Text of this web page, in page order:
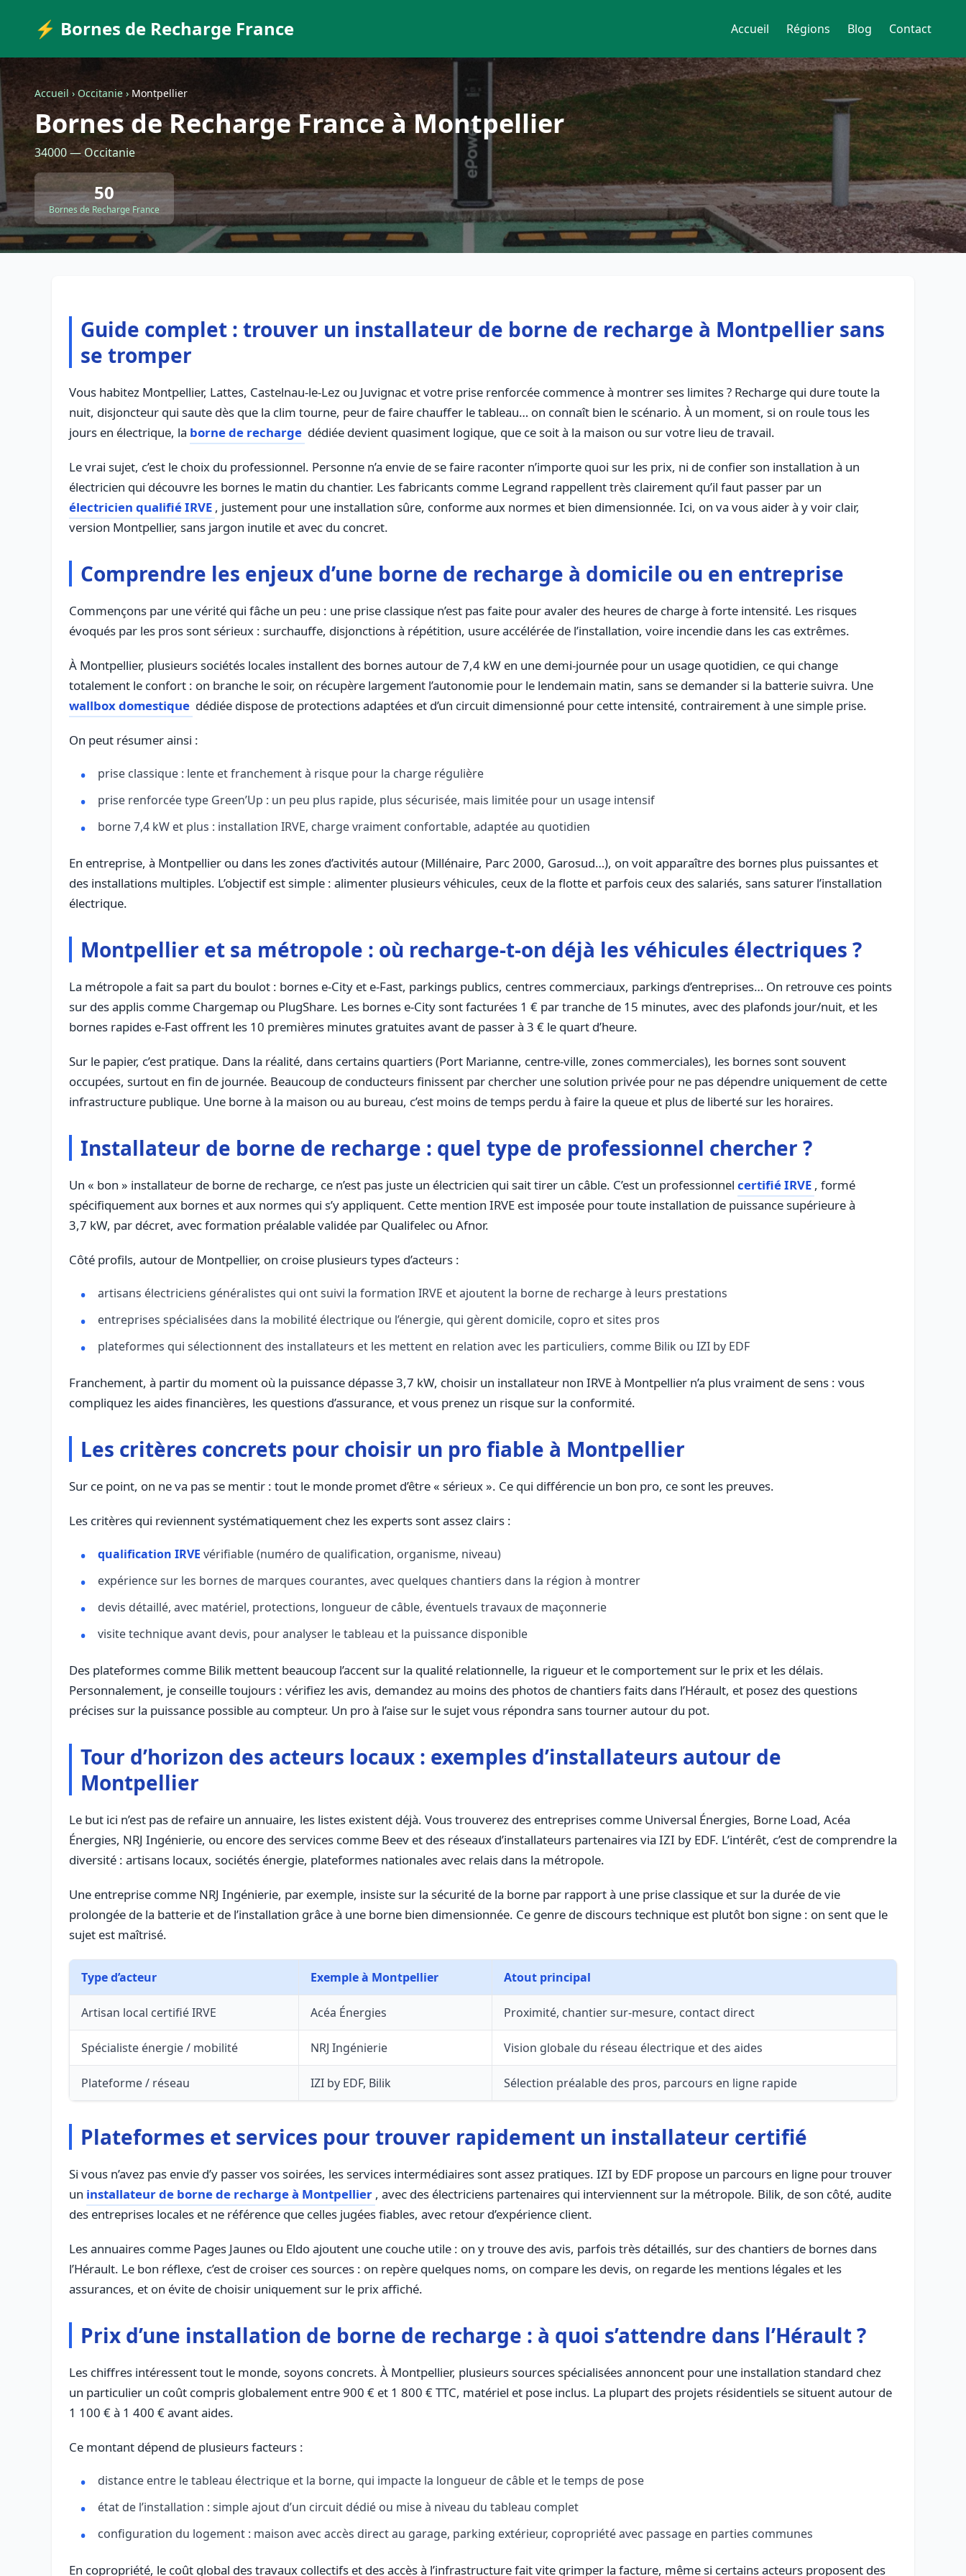
⚡ Bornes de Recharge France Accueil Régions Blog Contact
Accueil › Occitanie › Montpellier
Bornes de Recharge France à Montpellier
34000 — Occitanie
50
Bornes de Recharge France
Guide complet : trouver un installateur de borne de recharge à Montpellier sans
se tromper
Vous habitez Montpellier, Lattes, Castelnau-le-Lez ou Juvignac et votre prise renforcée commence à montrer ses limites ? Recharge qui dure toute la
nuit, disjoncteur qui saute dès que la clim tourne, peur de faire chauffer le tableau… on connaît bien le scénario. À un moment, si on roule tous les
jours en électrique, la borne de recharge dédiée devient quasiment logique, que ce soit à la maison ou sur votre lieu de travail.
Le vrai sujet, c’est le choix du professionnel. Personne n’a envie de se faire raconter n’importe quoi sur les prix, ni de confier son installation à un
électricien qui découvre les bornes le matin du chantier. Les fabricants comme Legrand rappellent très clairement qu’il faut passer par un
électricien qualifié IRVE , justement pour une installation sûre, conforme aux normes et bien dimensionnée. Ici, on va vous aider à y voir clair,
version Montpellier, sans jargon inutile et avec du concret.
Comprendre les enjeux d’une borne de recharge à domicile ou en entreprise
Commençons par une vérité qui fâche un peu : une prise classique n’est pas faite pour avaler des heures de charge à forte intensité. Les risques
évoqués par les pros sont sérieux : surchauffe, disjonctions à répétition, usure accélérée de l’installation, voire incendie dans les cas extrêmes.
À Montpellier, plusieurs sociétés locales installent des bornes autour de 7,4 kW en une demi-journée pour un usage quotidien, ce qui change
totalement le confort : on branche le soir, on récupère largement l’autonomie pour le lendemain matin, sans se demander si la batterie suivra. Une
wallbox domestique dédiée dispose de protections adaptées et d’un circuit dimensionné pour cette intensité, contrairement à une simple prise.
On peut résumer ainsi :
prise classique : lente et franchement à risque pour la charge régulière
prise renforcée type Green’Up : un peu plus rapide, plus sécurisée, mais limitée pour un usage intensif
borne 7,4 kW et plus : installation IRVE, charge vraiment confortable, adaptée au quotidien
En entreprise, à Montpellier ou dans les zones d’activités autour (Millénaire, Parc 2000, Garosud…), on voit apparaître des bornes plus puissantes et
des installations multiples. L’objectif est simple : alimenter plusieurs véhicules, ceux de la flotte et parfois ceux des salariés, sans saturer l’installation
électrique.
Montpellier et sa métropole : où recharge-t-on déjà les véhicules électriques ?
La métropole a fait sa part du boulot : bornes e-City et e-Fast, parkings publics, centres commerciaux, parkings d’entreprises… On retrouve ces points
sur des applis comme Chargemap ou PlugShare. Les bornes e-City sont facturées 1 € par tranche de 15 minutes, avec des plafonds jour/nuit, et les
bornes rapides e-Fast offrent les 10 premières minutes gratuites avant de passer à 3 € le quart d’heure.
Sur le papier, c’est pratique. Dans la réalité, dans certains quartiers (Port Marianne, centre-ville, zones commerciales), les bornes sont souvent
occupées, surtout en fin de journée. Beaucoup de conducteurs finissent par chercher une solution privée pour ne pas dépendre uniquement de cette
infrastructure publique. Une borne à la maison ou au bureau, c’est moins de temps perdu à faire la queue et plus de liberté sur les horaires.
Installateur de borne de recharge : quel type de professionnel chercher ?
Un « bon » installateur de borne de recharge, ce n’est pas juste un électricien qui sait tirer un câble. C’est un professionnel certifié IRVE , formé
spécifiquement aux bornes et aux normes qui s’y appliquent. Cette mention IRVE est imposée pour toute installation de puissance supérieure à
3,7 kW, par décret, avec formation préalable validée par Qualifelec ou Afnor.
Côté profils, autour de Montpellier, on croise plusieurs types d’acteurs :
artisans électriciens généralistes qui ont suivi la formation IRVE et ajoutent la borne de recharge à leurs prestations
entreprises spécialisées dans la mobilité électrique ou l’énergie, qui gèrent domicile, copro et sites pros
plateformes qui sélectionnent des installateurs et les mettent en relation avec les particuliers, comme Bilik ou IZI by EDF
Franchement, à partir du moment où la puissance dépasse 3,7 kW, choisir un installateur non IRVE à Montpellier n’a plus vraiment de sens : vous
compliquez les aides financières, les questions d’assurance, et vous prenez un risque sur la conformité.
Les critères concrets pour choisir un pro fiable à Montpellier
Sur ce point, on ne va pas se mentir : tout le monde promet d’être « sérieux ». Ce qui différencie un bon pro, ce sont les preuves.
Les critères qui reviennent systématiquement chez les experts sont assez clairs :
qualification IRVE vérifiable (numéro de qualification, organisme, niveau)
expérience sur les bornes de marques courantes, avec quelques chantiers dans la région à montrer
devis détaillé, avec matériel, protections, longueur de câble, éventuels travaux de maçonnerie
visite technique avant devis, pour analyser le tableau et la puissance disponible
Des plateformes comme Bilik mettent beaucoup l’accent sur la qualité relationnelle, la rigueur et le comportement sur le prix et les délais.
Personnalement, je conseille toujours : vérifiez les avis, demandez au moins des photos de chantiers faits dans l’Hérault, et posez des questions
précises sur la puissance possible au compteur. Un pro à l’aise sur le sujet vous répondra sans tourner autour du pot.
Tour d’horizon des acteurs locaux : exemples d’installateurs autour de
Montpellier
Le but ici n’est pas de refaire un annuaire, les listes existent déjà. Vous trouverez des entreprises comme Universal Énergies, Borne Load, Acéa
Énergies, NRJ Ingénierie, ou encore des services comme Beev et des réseaux d’installateurs partenaires via IZI by EDF. L’intérêt, c’est de comprendre la
diversité : artisans locaux, sociétés énergie, plateformes nationales avec relais dans la métropole.
Une entreprise comme NRJ Ingénierie, par exemple, insiste sur la sécurité de la borne par rapport à une prise classique et sur la durée de vie
prolongée de la batterie et de l’installation grâce à une borne bien dimensionnée. Ce genre de discours technique est plutôt bon signe : on sent que le
sujet est maîtrisé.
Type d’acteur Exemple à Montpellier Atout principal
Artisan local certifié IRVE Acéa Énergies Proximité, chantier sur-mesure, contact direct
Spécialiste énergie / mobilité NRJ Ingénierie Vision globale du réseau électrique et des aides
Plateforme / réseau IZI by EDF, Bilik Sélection préalable des pros, parcours en ligne rapide
Plateformes et services pour trouver rapidement un installateur certifié
Si vous n’avez pas envie d’y passer vos soirées, les services intermédiaires sont assez pratiques. IZI by EDF propose un parcours en ligne pour trouver
un installateur de borne de recharge à Montpellier , avec des électriciens partenaires qui interviennent sur la métropole. Bilik, de son côté, audite
des entreprises locales et ne référence que celles jugées fiables, avec retour d’expérience client.
Les annuaires comme Pages Jaunes ou Eldo ajoutent une couche utile : on y trouve des avis, parfois très détaillés, sur des chantiers de bornes dans
l’Hérault. Le bon réflexe, c’est de croiser ces sources : on repère quelques noms, on compare les devis, on regarde les mentions légales et les
assurances, et on évite de choisir uniquement sur le prix affiché.
Prix d’une installation de borne de recharge : à quoi s’attendre dans l’Hérault ?
Les chiffres intéressent tout le monde, soyons concrets. À Montpellier, plusieurs sources spécialisées annoncent pour une installation standard chez
un particulier un coût compris globalement entre 900 € et 1 800 € TTC, matériel et pose inclus. La plupart des projets résidentiels se situent autour de
1 100 € à 1 400 € avant aides.
Ce montant dépend de plusieurs facteurs :
distance entre le tableau électrique et la borne, qui impacte la longueur de câble et le temps de pose
état de l’installation : simple ajout d’un circuit dédié ou mise à niveau du tableau complet
configuration du logement : maison avec accès direct au garage, parking extérieur, copropriété avec passage en parties communes
En copropriété, le coût global des travaux collectifs et des accès à l’infrastructure fait vite grimper la facture, même si certains acteurs proposent des